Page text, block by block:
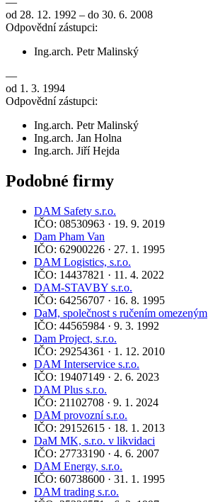
od 28. 12. 1992 – do 30. 6. 2008
Odpovědní zástupci:
Ing.arch. Petr Malinský
—
od 1. 3. 1994
Odpovědní zástupci:
Ing.arch. Petr Malinský
Ing.arch. Jan Holna
Ing.arch. Jiří Hejda
Podobné firmy
DAM Safety s.r.o.
IČO: 08530963 · 19. 9. 2019
Dam Pham Van
IČO: 62900226 · 27. 1. 1995
DAM Logistics, s.r.o.
IČO: 14437821 · 11. 4. 2022
DAM-STAVBY s.r.o.
IČO: 64256707 · 16. 8. 1995
DaM, společnost s ručením omezeným
IČO: 44565984 · 9. 3. 1992
Dam Project, s.r.o.
IČO: 29254361 · 1. 12. 2010
DAM Interservice s.r.o.
IČO: 19407149 · 2. 6. 2023
DAM Plus s.r.o.
IČO: 21102708 · 9. 1. 2024
DAM provozní s.r.o.
IČO: 29152615 · 18. 1. 2013
DaM MK, s.r.o. v likvidaci
IČO: 27733190 · 4. 6. 2007
DAM Energy, s.r.o.
IČO: 60738600 · 31. 1. 1995
DAM trading s.r.o.